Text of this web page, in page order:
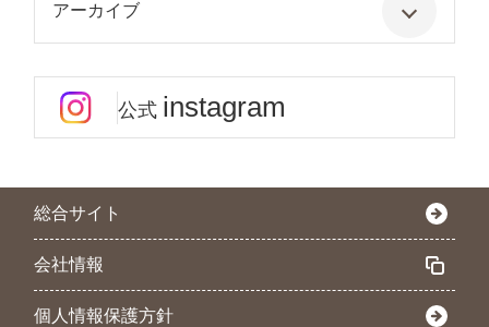
アーカイブ
公式 instagram
総合サイト
会社情報
個人情報保護方針